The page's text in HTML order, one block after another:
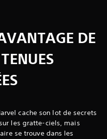
DE
cache son lot de secrets
les gratte-ciels, mais
se trouve dans les